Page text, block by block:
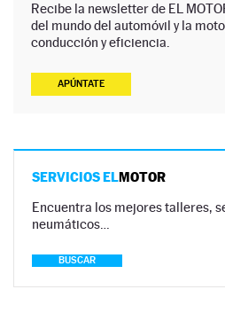
Recibe la newsletter de EL
del mundo del automóvil y la
conducción y eficiencia.
APÚNTATE
SERVICIOS ELMOTOR
Encuentra los mejores talleres,
neumáticos…
BUSCAR